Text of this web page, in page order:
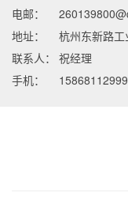
电邮：
地址：
杭州东新路工
联系人：
祝经理
手机：
15868112999